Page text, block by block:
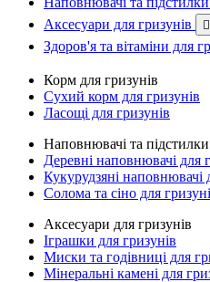
Аксесуари для гризунів 
Здоров'я та вітаміни для
Корм для гризунів
Сухий корм для гризунів
Ласощі для гризунів
Наповнювачі та підстилки
Деревні наповнювачі для
Кукурудзяні наповнювачі
Солома та сіно для
Аксесуари для гризунів
Іграшки для гризунів
Миски та годівниці для
Мінеральні камені для